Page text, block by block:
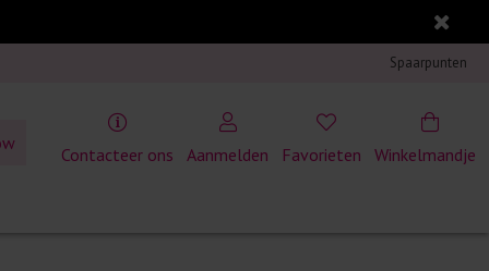
Spaarpunten
Winkelmandje
Contacteer ons Aanmelden Favorieten